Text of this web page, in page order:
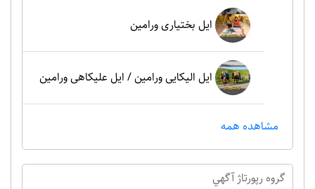
ایل بختیاری ورامین
ایل الیکایی ورامین / ایل علیکاهی ورامین
مشاهده همه
گروه رپورتاژ آگهي